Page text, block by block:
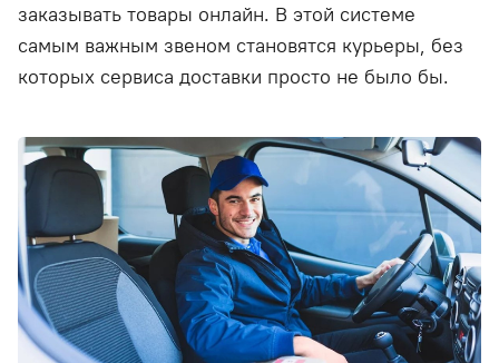
заказывать товары онлайн. В этой системе
самым важным звеном становятся курьеры, без
которых сервиса доставки просто не было бы.